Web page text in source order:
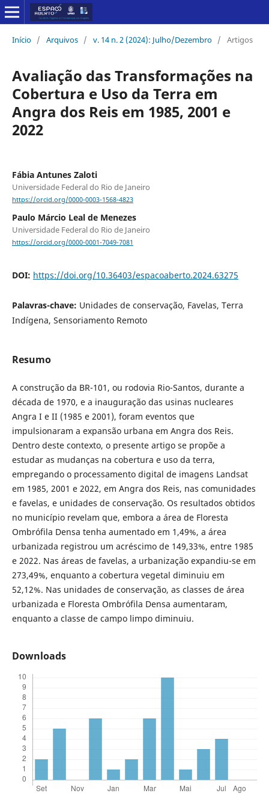
Início / Arquivos / v. 14 n. 2 (2024): Julho/Dezembro / Artigos
Avaliação das Transformações na
Cobertura e Uso da Terra em
Angra dos Reis em 1985, 2001 e
2022
Fábia Antunes Zaloti
Universidade Federal do Rio de Janeiro
https://orcid.org/0000-0003-1568-4823
Paulo Márcio Leal de Menezes
Universidade Federal do Rio de Janeiro
https://orcid.org/0000-0001-7049-7081
DOI: https://doi.org/10.36403/espacoaberto.2024.63275
Palavras-chave: Unidades de conservação, Favelas, Terra
Indígena, Sensoriamento Remoto
Resumo
A construção da BR-101, ou rodovia Rio-Santos, durante a
década de 1970, e a inauguração das usinas nucleares
Angra I e II (1985 e 2001), foram eventos que
impulsionaram a expansão urbana em Angra dos Reis.
Dentro deste contexto, o presente artigo se propõe a
estudar as mudanças na cobertura e uso da terra,
empregando o processamento digital de imagens Landsat
em 1985, 2001 e 2022, em Angra dos Reis, nas comunidades
e favelas, e unidades de conservação. Os resultados obtidos
no município revelam que, embora a área de Floresta
Ombrófila Densa tenha aumentado em 1,49%, a área
urbanizada registrou um acréscimo de 149,33%, entre 1985
e 2022. Nas áreas de favelas, a urbanização expandiu-se em
273,49%, enquanto a cobertura vegetal diminuiu em
52,12%. Nas unidades de conservação, as classes de área
urbanizada e Floresta Ombrófila Densa aumentaram,
enquanto a classe de campo limpo diminuiu.
Downloads